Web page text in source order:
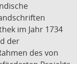
im Jahr 1734
der
des von